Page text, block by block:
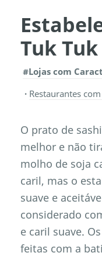
Tuk Tuk
#Lojas com
Restaurantes
O prato de
melhor e não
molho de soja
caril, mas o
suave e
considerado
e caril suave.
feitas com a